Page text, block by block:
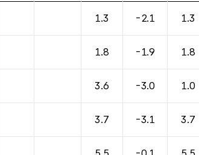
1.3 -2.1 1.3
1.8 -1.9 1.8
3.6 -3.0 1.0
3.7 -3.1 3.7